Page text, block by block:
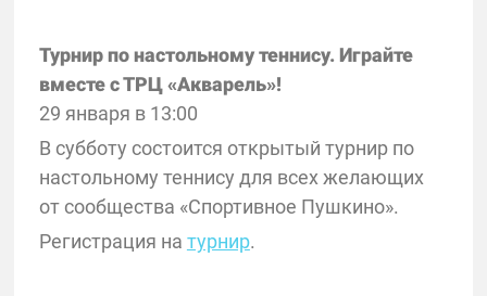
Турнир по настольному теннису. Играйте
вместе с ТРЦ «Акварель»!
29 января в 13:00
В субботу состоится открытый турнир по
настольному теннису для всех желающих
от сообщества «Спортивное Пушкино».
Регистрация на турнир.